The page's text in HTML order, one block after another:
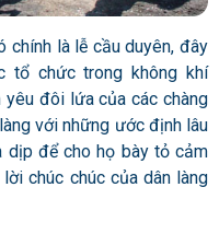
chính là lễ cầu duyên, đây
tổ chức trong không khí
đôi lứa của các chàng
với những ước định lâu
dịp để cho họ bày tỏ cảm
chúc chúc của dân làng